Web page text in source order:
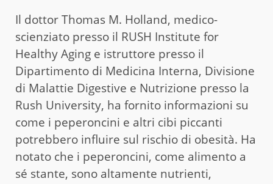
Il dottor Thomas M. Holland, medico-
scienziato presso il RUSH Institute for
Healthy Aging e istruttore presso il
Dipartimento di Medicina Interna, Divisione
di Malattie Digestive e Nutrizione presso la
Rush University, ha fornito informazioni su
come i peperoncini e altri cibi piccanti
potrebbero influire sul rischio di obesità. Ha
notato che i peperoncini, come alimento a
sé stante, sono altamente nutrienti,